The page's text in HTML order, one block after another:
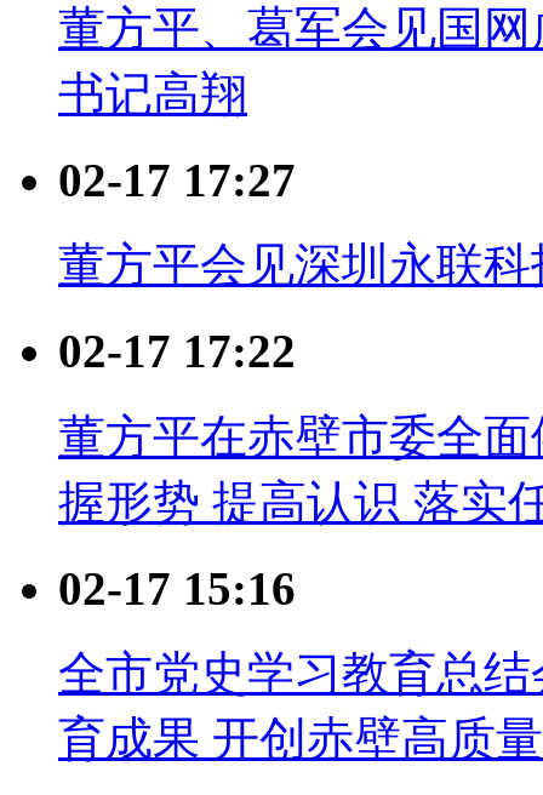
董方平、葛军会见国
书记高翔
02-17 17:27
董方平会见深圳永联
02-17 17:22
董方平在赤壁市委全
握形势 提高认识 落实
02-17 15:16
全市党史学习教育总
育成果 开创赤壁高质